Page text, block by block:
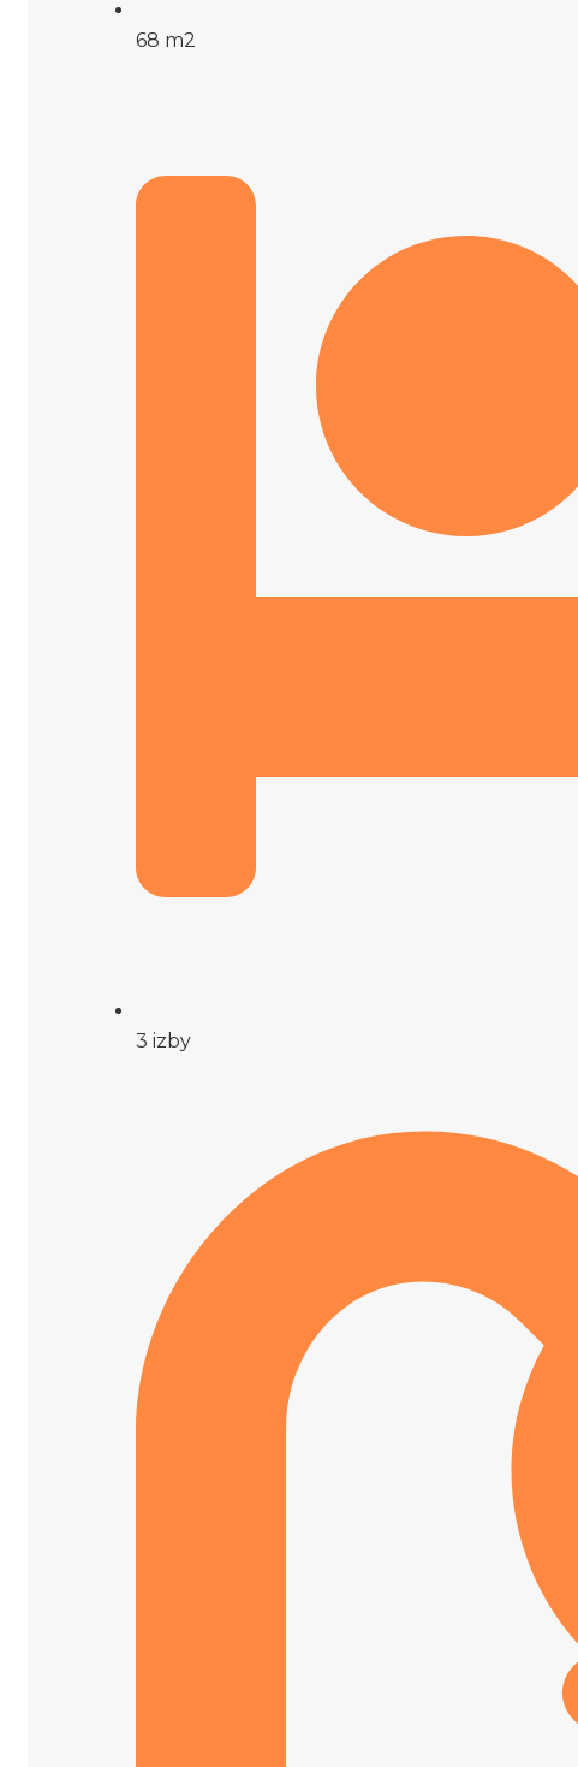
68 m2
3 izby